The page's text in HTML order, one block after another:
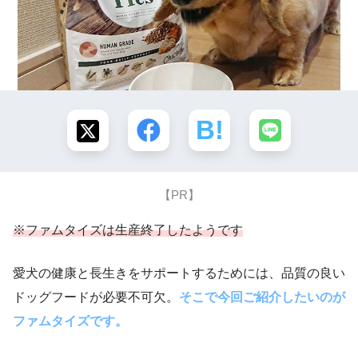
【PR】
※ファムタイズは生産終了したようです
愛犬の健康と長生きをサポートするためには、品質の良い
ドッグフードが必要不可欠。 そこで今回ご紹介したいのが
ファムタイズです。